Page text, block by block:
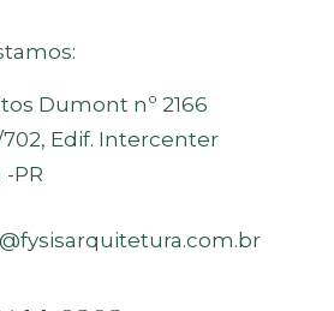
Dumont nº 2166
702, Edif. Intercenter
PR